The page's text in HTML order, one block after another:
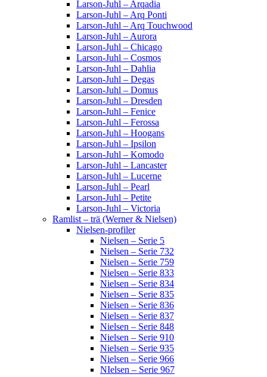
Larson-Juhl – Arqadia
Larson-Juhl – Arq Ponti
Larson-Juhl – Arq Touchwood
Larson-Juhl – Aurora
Larson-Juhl – Chicago
Larson-Juhl – Cosmos
Larson-Juhl – Dahlia
Larson-Juhl – Degas
Larson-Juhl – Domus
Larson-Juhl – Dresden
Larson-Juhl – Fenice
Larson-Juhl – Ferossa
Larson-Juhl – Hoogans
Larson-Juhl – Ipsilon
Larson-Juhl – Komodo
Larson-Juhl – Lancaster
Larson-Juhl – Lucerne
Larson-Juhl – Pearl
Larson-Juhl – Petite
Larson-Juhl – Victoria
Ramlist – trä (Werner & Nielsen)
Nielsen-profiler
Nielsen – Serie 5
Nielsen – Serie 732
Nielsen – Serie 759
Nielsen – Serie 833
Nielsen – Serie 834
Nielsen – Serie 835
Nielsen – Serie 836
Nielsen – Serie 837
Nielsen – Serie 848
Nielsen – Serie 910
Nielsen – Serie 935
Nielsen – Serie 966
NIelsen – Serie 967